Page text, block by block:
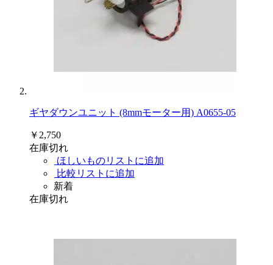
ギヤダウンユニット (8mmモーター用) A0655-05
￥2,750
在庫切れ
ほしいものリストに追加
比較リストに追加
新着
在庫切れ